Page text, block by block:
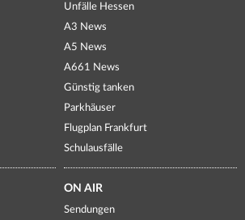
Unfälle Hessen
A3 News
A5 News
A661 News
Günstig tanken
Parkhäuser
Flugplan Frankfurt
Schulausfälle
ON AIR
Sendungen